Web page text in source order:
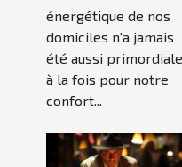
des habitations
énergétique de nos
domiciles n'a jamais
été aussi primordiale,
à la fois pour notre
confort...